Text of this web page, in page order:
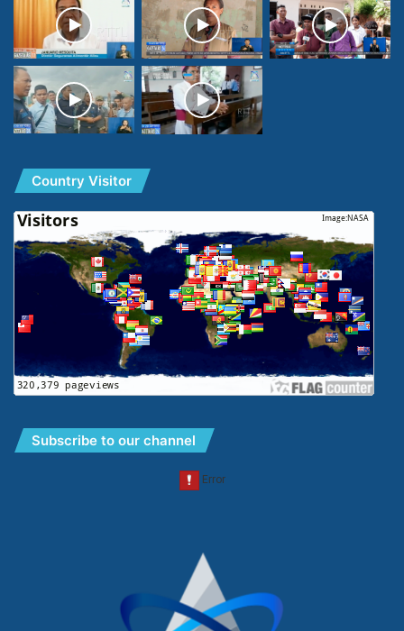
Country Visitor
Subscribe to our channel